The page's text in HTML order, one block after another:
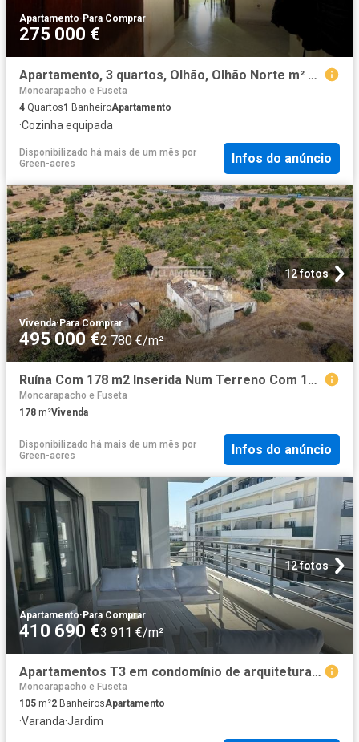
Apartamento· Para Comprar
275 000 €
Apartamento, 3 quartos, Olhão, Olhão Norte m² Quelfes
Moncarapacho e Fuseta
4 Quartos1 BanheiroApartamento
·Cozinha equipada
Disponibilizado há mais de um mês por
Green-acres
Infos do anúncio
12 fotos
Vivenda·Para Comprar
495 000 €2 780 €/m²
Ruína Com 178 m2 Inserida Num Terreno Com 18440 M2 Situada P. 178m² Quelfes
Moncarapacho e Fuseta
178 m²Vivenda
Disponibilizado há mais de um mês por
Green-acres
Infos do anúncio
12 fotos
Apartamento·Para Comprar
410 690 €3 911 €/m²
Apartamentos T3 em condomínio de arquitetura moderna em Olhã. 105m² Quelfes
Moncarapacho e Fuseta
105 m²2 BanheirosApartamento
·Varanda·Jardim